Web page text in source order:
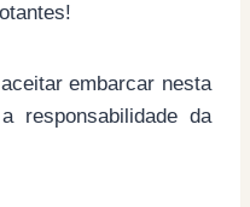
embarcar nesta
responsabilidade da